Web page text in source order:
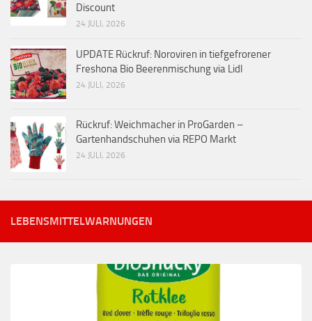
Discount
24 JULI, 2026
UPDATE Rückruf: Noroviren in tiefgefrorener
Freshona Bio Beerenmischung via Lidl
24 JULI, 2026
Rückruf: Weichmacher in ProGarden –
Gartenhandschuhen via REPO Markt
24 JULI, 2026
LEBENSMITTELWARNUNGEN